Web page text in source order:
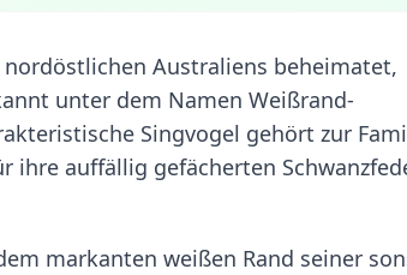
Australiens beheimatet,
unter dem Namen Weißrand-
Singvogel gehört zur
ihre auffällig gefächerten
markanten weißen Rand seiner